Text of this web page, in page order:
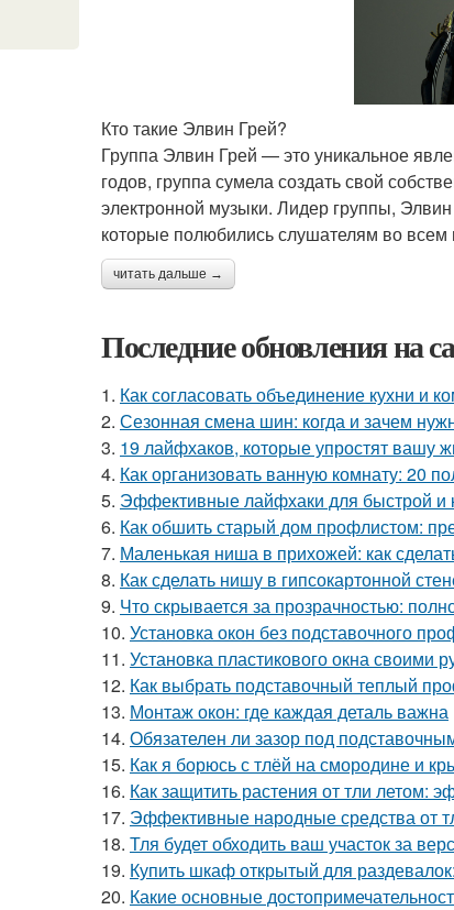
Кто такие Элвин Грей?
Группа Элвин Грей — это уникальное
годов, группа сумела создать свой
электронной музыки. Лидер группы,
которые полюбились слушателям во всем
читать дальше →
Последние обновления на
1. Как согласовать объединение кухни и
2. Сезонная смена шин: когда и зачем
3. 19 лайфхаков, которые упростят вашу
4. Как организовать ванную комнату: 20
5. Эффективные лайфхаки для быстрой и
6. Как обшить старый дом профлистом:
7. Маленькая ниша в прихожей: как
8. Как сделать нишу в гипсокартонной
9. Что скрывается за прозрачностью:
10. Установка окон без подставочного
11. Установка пластикового окна своими
12. Как выбрать подставочный теплый
13. Монтаж окон: где каждая деталь важна
14. Обязателен ли зазор под
15. Как я борюсь с тлёй на смородине и
16. Как защитить растения от тли летом:
17. Эффективные народные средства от
18. Тля будет обходить ваш участок за
19. Купить шкаф открытый для
20. Какие основные